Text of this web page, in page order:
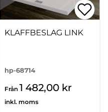
KLAFFBESLAG LINK
hp-68714
Från 1 482,00 kr
inkl. moms